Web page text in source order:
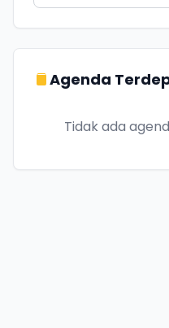
Agenda
Tidak ada